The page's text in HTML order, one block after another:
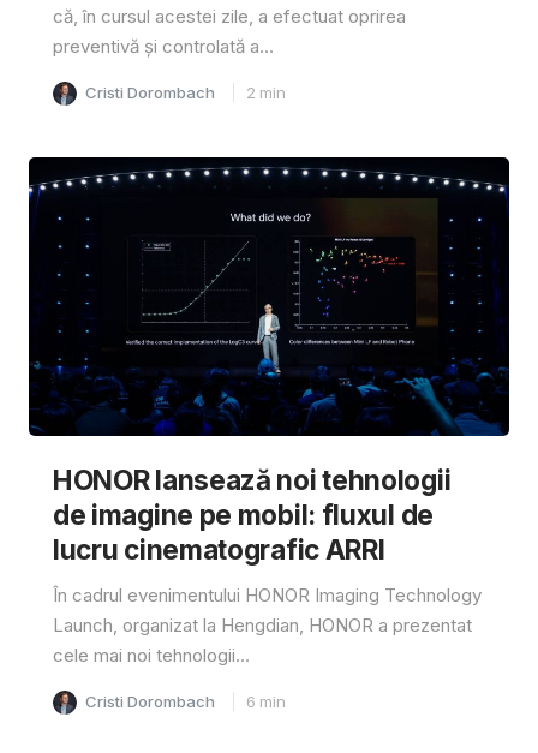
că, în cursul acestei zile, a efectuat oprirea
preventivă și controlată a...
Cristi Dorombach 2 min
HONOR lansează noi tehnologii
de imagine pe mobil: fluxul de
lucru cinematografic ARRI
În cadrul evenimentului HONOR Imaging Technology
Launch, organizat la Hengdian, HONOR a prezentat
cele mai noi tehnologii...
Cristi Dorombach 6 min